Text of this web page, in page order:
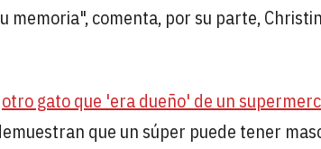
comenta, por su parte,
otro gato que 'era dueño' de un
que un súper puede tener